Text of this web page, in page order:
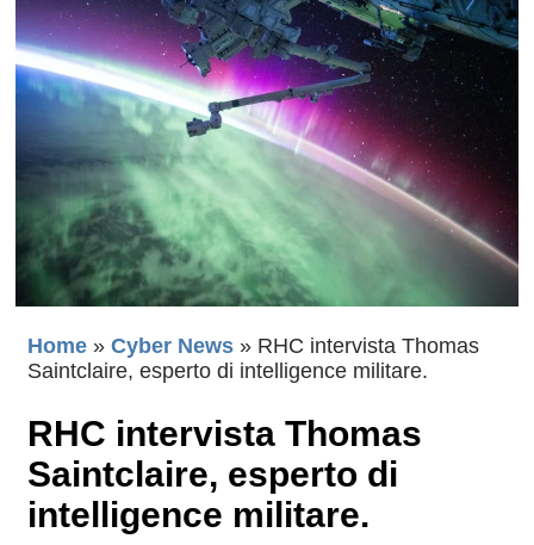
Home » Cyber News » RHC intervista Thomas
Saintclaire, esperto di intelligence militare.
RHC intervista Thomas
Saintclaire, esperto di
intelligence militare.